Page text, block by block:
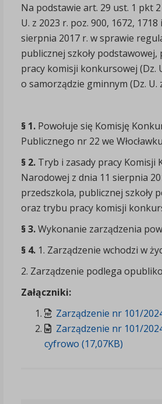
Na podstawie art. 29 ust. 1 pkt
U. z 2023 r. poz. 900, 1672,
sierpnia 2017 r. w sprawie
publicznej szkoły
pracy komisji konkursowej (Dz.
o samorządzie gminnym (Dz. U.
§ 1. Powołuje się Komisję
Publicznego nr 22 we
§ 2. Tryb i zasady pracy
Narodowej z dnia 11 sierpnia
przedszkola, publicznej szkoły
oraz trybu pracy komisji
§ 3.Wykonanie zarządzenia
§ 4. 1. Zarządzenie wchodzi w
2. Zarządzenie podlega
Załączniki:
Zarządzenie nr 101/
Zarządzenie nr 101/
cyfrowo (17,07KB)